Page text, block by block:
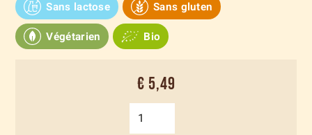
Sans lactose
Sans gluten
Végétarien
Bio
€ 5,49